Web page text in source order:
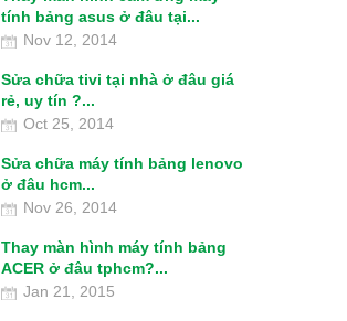
tính bảng asus ở đâu tại...
Nov 12, 2014
Sửa chữa tivi tại nhà ở đâu giá
rẻ, uy tín ?...
Oct 25, 2014
Sửa chữa máy tính bảng lenovo
ở đâu hcm...
Nov 26, 2014
Thay màn hình máy tính bảng
ACER ở đâu tphcm?...
Jan 21, 2015